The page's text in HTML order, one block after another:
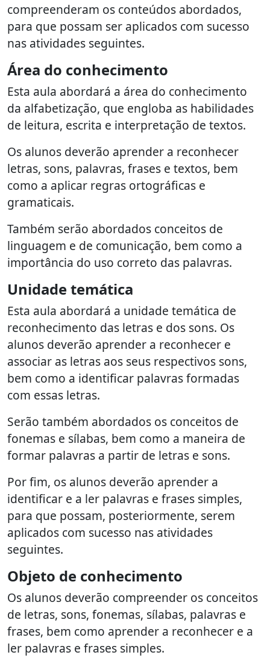
compreenderam os conteúdos abordados,
para que possam ser aplicados com sucesso
nas atividades seguintes.
Área do conhecimento
Esta aula abordará a área do conhecimento
da alfabetização, que engloba as habilidades
de leitura, escrita e interpretação de textos.
Os alunos deverão aprender a reconhecer
letras, sons, palavras, frases e textos, bem
como a aplicar regras ortográficas e
gramaticais.
Também serão abordados conceitos de
linguagem e de comunicação, bem como a
importância do uso correto das palavras.
Unidade temática
Esta aula abordará a unidade temática de
reconhecimento das letras e dos sons. Os
alunos deverão aprender a reconhecer e
associar as letras aos seus respectivos sons,
bem como a identificar palavras formadas
com essas letras.
Serão também abordados os conceitos de
fonemas e sílabas, bem como a maneira de
formar palavras a partir de letras e sons.
Por fim, os alunos deverão aprender a
identificar e a ler palavras e frases simples,
para que possam, posteriormente, serem
aplicados com sucesso nas atividades
seguintes.
Objeto de conhecimento
Os alunos deverão compreender os conceitos
de letras, sons, fonemas, sílabas, palavras e
frases, bem como aprender a reconhecer e a
ler palavras e frases simples.